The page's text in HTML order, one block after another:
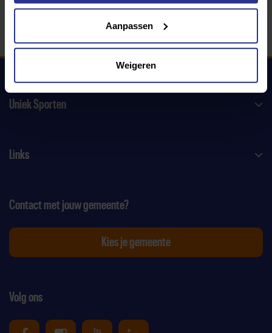
Aanpassen
Weigeren
Uniek Sporten
Links
Volg ons
Contact met jouw gemeente?
Kies je gemeente